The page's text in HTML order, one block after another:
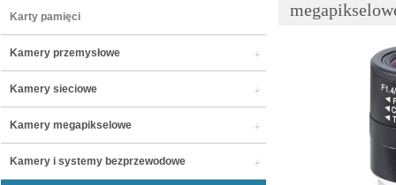
Karty pamięci
Kamery przemysłowe
Kamery sieciowe
Kamery megapikselowe
Kamery i systemy bezprzewodowe